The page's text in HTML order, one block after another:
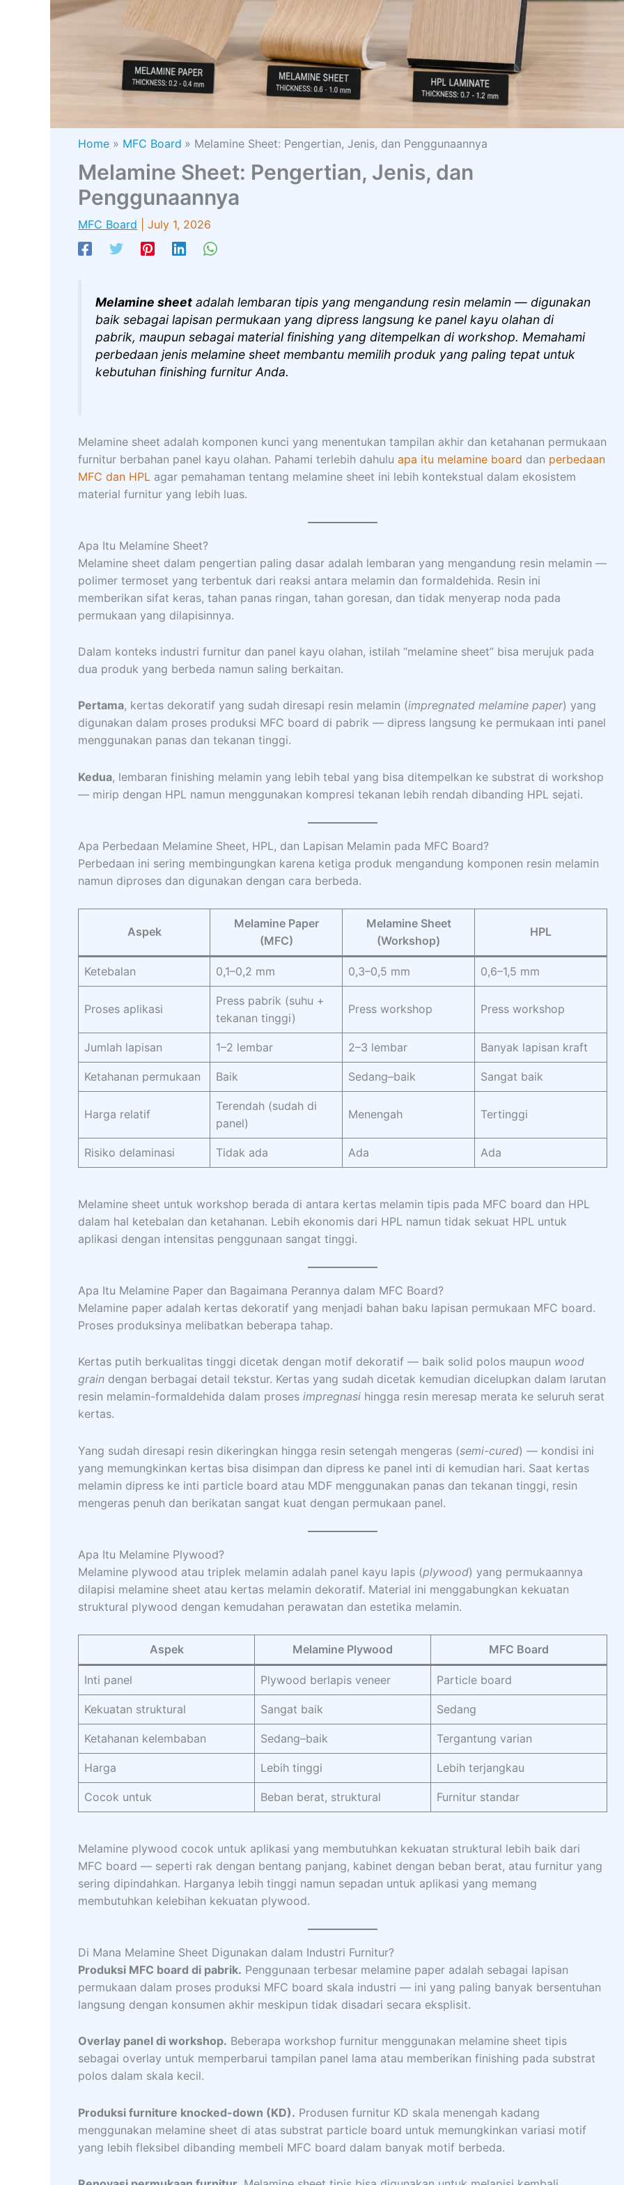
Home MFC Board Melamine Sheet: Pengertian, Jenis, dan Penggunaannya
Melamine Sheet: Pengertian, Jenis, dan
Penggunaannya
MFC Board July 1, 2026
Melamine sheet adalah lembaran tipis yang mengandung resin melamin — digunakan
baik sebagai lapisan permukaan yang dipress langsung ke panel kayu olahan di
pabrik, maupun sebagai material finishing yang ditempelkan di workshop. Memahami
perbedaan jenis melamine sheet membantu memilih produk yang paling tepat untuk
kebutuhan finishing furnitur Anda.
Melamine sheet adalah komponen kunci yang menentukan tampilan akhir dan ketahanan permukaan
furnitur berbahan panel kayu olahan. Pahami terlebih dahulu apa itu melamine board dan perbedaan
MFC dan HPL agar pemahaman tentang melamine sheet ini lebih kontekstual dalam ekosistem
material furnitur yang lebih luas.
Apa Itu Melamine Sheet?
Melamine sheet dalam pengertian paling dasar adalah lembaran yang mengandung resin melamin —
polimer termoset yang terbentuk dari reaksi antara melamin dan formaldehida. Resin ini
memberikan sifat keras, tahan panas ringan, tahan goresan, dan tidak menyerap noda pada
permukaan yang dilapisinnya.
Dalam konteks industri furnitur dan panel kayu olahan, istilah “melamine sheet” bisa merujuk pada
dua produk yang berbeda namun saling berkaitan.
Pertama, kertas dekoratif yang sudah diresapi resin melamin (impregnated melamine paper) yang
digunakan dalam proses produksi MFC board di pabrik — dipress langsung ke permukaan inti panel
menggunakan panas dan tekanan tinggi.
Kedua, lembaran finishing melamin yang lebih tebal yang bisa ditempelkan ke substrat di workshop
— mirip dengan HPL namun menggunakan kompresi tekanan lebih rendah dibanding HPL sejati.
Apa Perbedaan Melamine Sheet, HPL, dan Lapisan Melamin pada MFC Board?
Perbedaan ini sering membingungkan karena ketiga produk mengandung komponen resin melamin
namun diproses dan digunakan dengan cara berbeda.
Aspek
Melamine Paper
(MFC)
Melamine Sheet
(Workshop)
HPL
Ketebalan 0,1–0,2 mm 0,3–0,5 mm 0,6–1,5 mm
Proses aplikasi
Press pabrik (suhu +
tekanan tinggi)
Press workshop Press workshop
Jumlah lapisan 1–2 lembar 2–3 lembar Banyak lapisan kraft
Ketahanan permukaan Baik Sedang–baik Sangat baik
Harga relatif
Terendah (sudah di
panel)
Menengah Tertinggi
Risiko delaminasi Tidak ada Ada Ada
Melamine sheet untuk workshop berada di antara kertas melamin tipis pada MFC board dan HPL
dalam hal ketebalan dan ketahanan. Lebih ekonomis dari HPL namun tidak sekuat HPL untuk
aplikasi dengan intensitas penggunaan sangat tinggi.
Apa Itu Melamine Paper dan Bagaimana Perannya dalam MFC Board?
Melamine paper adalah kertas dekoratif yang menjadi bahan baku lapisan permukaan MFC board.
Proses produksinya melibatkan beberapa tahap.
Kertas putih berkualitas tinggi dicetak dengan motif dekoratif — baik solid polos maupun wood
grain dengan berbagai detail tekstur. Kertas yang sudah dicetak kemudian dicelupkan dalam larutan
resin melamin-formaldehida dalam proses impregnasi hingga resin meresap merata ke seluruh serat
kertas.
Yang sudah diresapi resin dikeringkan hingga resin setengah mengeras (semi-cured) — kondisi ini
yang memungkinkan kertas bisa disimpan dan dipress ke panel inti di kemudian hari. Saat kertas
melamin dipress ke inti particle board atau MDF menggunakan panas dan tekanan tinggi, resin
mengeras penuh dan berikatan sangat kuat dengan permukaan panel.
Apa Itu Melamine Plywood?
Melamine plywood atau triplek melamin adalah panel kayu lapis (plywood) yang permukaannya
dilapisi melamine sheet atau kertas melamin dekoratif. Material ini menggabungkan kekuatan
struktural plywood dengan kemudahan perawatan dan estetika melamin.
Aspek Melamine Plywood MFC Board
Inti panel Plywood berlapis veneer Particle board
Kekuatan struktural Sangat baik Sedang
Ketahanan kelembaban Sedang–baik Tergantung varian
Harga Lebih tinggi Lebih terjangkau
Cocok untuk Beban berat, struktural Furnitur standar
Melamine plywood cocok untuk aplikasi yang membutuhkan kekuatan struktural lebih baik dari
MFC board — seperti rak dengan bentang panjang, kabinet dengan beban berat, atau furnitur yang
sering dipindahkan. Harganya lebih tinggi namun sepadan untuk aplikasi yang memang
membutuhkan kelebihan kekuatan plywood.
Di Mana Melamine Sheet Digunakan dalam Industri Furnitur?
Produksi MFC board di pabrik. Penggunaan terbesar melamine paper adalah sebagai lapisan
permukaan dalam proses produksi MFC board skala industri — ini yang paling banyak bersentuhan
langsung dengan konsumen akhir meskipun tidak disadari secara eksplisit.
Overlay panel di workshop. Beberapa workshop furnitur menggunakan melamine sheet tipis
sebagai overlay untuk memperbarui tampilan panel lama atau memberikan finishing pada substrat
polos dalam skala kecil.
Produksi furniture knocked-down (KD). Produsen furnitur KD skala menengah kadang
menggunakan melamine sheet di atas substrat particle board untuk memungkinkan variasi motif
yang lebih fleksibel dibanding membeli MFC board dalam banyak motif berbeda.